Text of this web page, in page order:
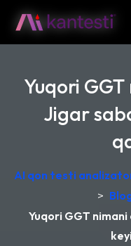
Yuqori
Jigar
AI qon testi
>
Yuqori GGT